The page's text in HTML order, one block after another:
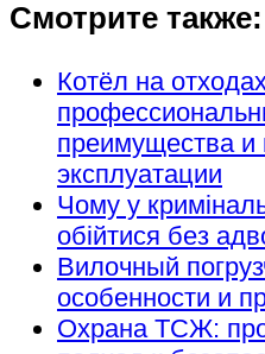
Смотрите также:
Котёл на
преимущества
эксплуатации
Чому у
обійтися без
Вилочный
особенности и
Охрана ТСЖ: